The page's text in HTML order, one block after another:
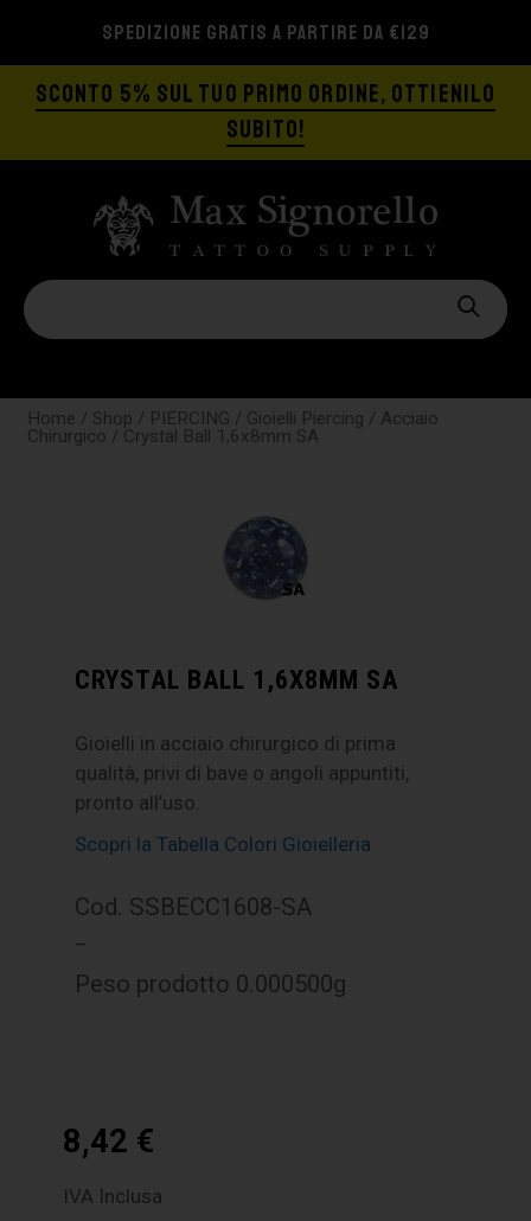
SPEDIZIONE GRATIS A PARTIRE DA €129
SCONTO 5% SUL TUO PRIMO ORDINE, OTTIENILO
SUBITO!
Home / Shop / PIERCING / Gioielli Piercing / Acciaio
Chirurgico / Crystal Ball 1,6x8mm SA
CRYSTAL BALL 1,6X8MM SA
Gioielli in acciaio chirurgico di prima
qualità, privi di bave o angoli appuntiti,
pronto all’uso.
Scopri la Tabella Colori Gioielleria
Cod. SSBECC1608-SA
–
Peso prodotto 0.000500g
8,42 €
IVA Inclusa